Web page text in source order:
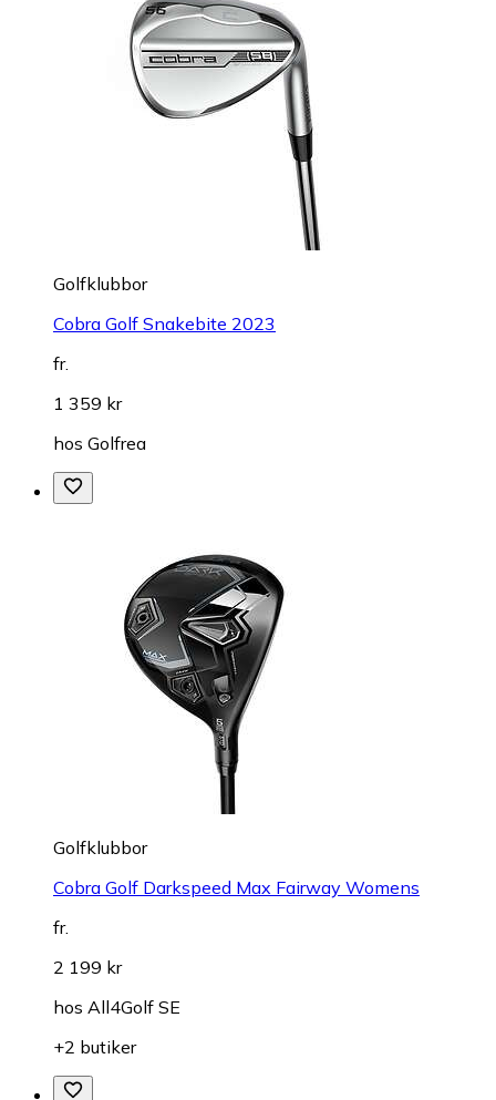
Golfklubbor
Cobra Golf Snakebite 2023
fr.
1 359 kr
hos Golfrea
Golfklubbor
Cobra Golf Darkspeed Max Fairway Womens
fr.
2 199 kr
hos All4Golf SE
+2 butiker